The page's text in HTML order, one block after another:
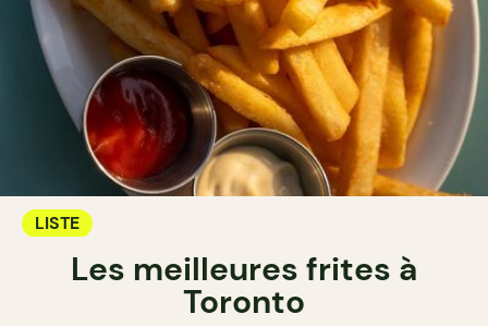
LISTE
Les meilleures frites à
Toronto